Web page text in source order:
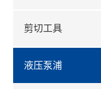
剪切工具
液压泵浦